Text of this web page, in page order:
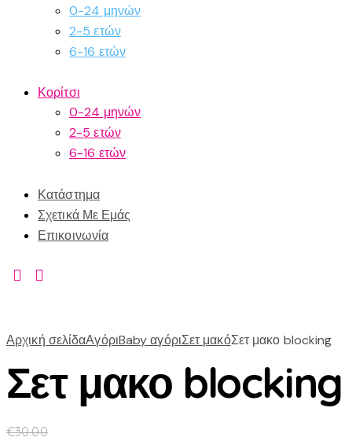
0-24 μηνών
2-5 ετών
6-16 ετών
Κορίτσι
0-24 μηνών
2-5 ετών
6-16 ετών
Κατάστημα
Σχετικά Με Εμάς
Επικοινωνία
Αρχική σελίδαΑγόριBaby αγόριΣετ μακόΣετ μακο blocking
Σετ μακο blocking
€30.00